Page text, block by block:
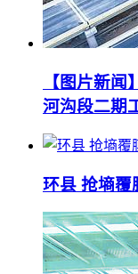
【图片新
河沟段二期
环县 抢墒覆